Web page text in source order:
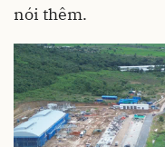
nói thêm.